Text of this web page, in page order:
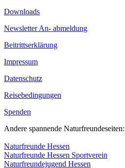
Downloads
Newsletter An- abmeldung
Beitrittserklärung
Impressum
Datenschutz
Reisebedingungen
Spenden
Andere spannende Naturfreundeseiten:
Naturfreunde Hessen
Naturfreunde Hessen Sportverein
Naturfreundejugend Hessen